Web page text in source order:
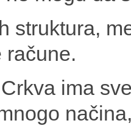
struktura,
račune.
ima